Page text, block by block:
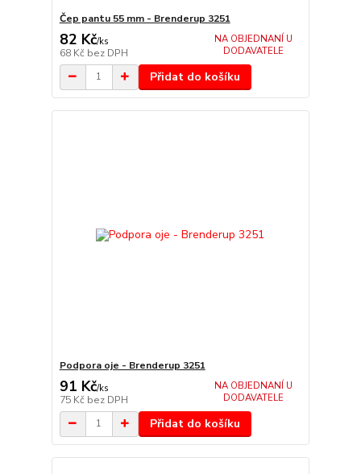
Čep pantu 55 mm - Brenderup 3251
82 Kč/ks
68 Kč bez DPH
NA OBJEDNANÍ U
DODAVATELE
Přidat do košíku
Podpora oje - Brenderup 3251
91 Kč/ks
75 Kč bez DPH
NA OBJEDNANÍ U
DODAVATELE
Přidat do košíku